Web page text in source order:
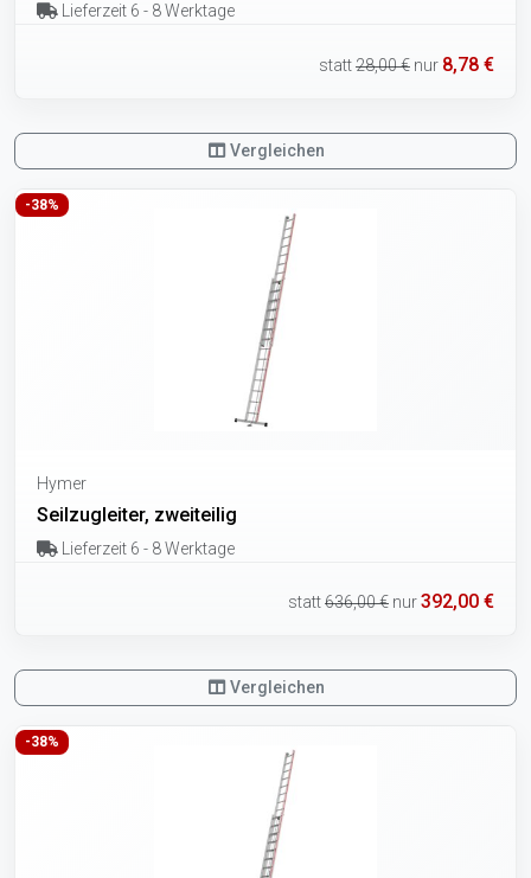
Lieferzeit 6 - 8 Werktage
statt28,00 € nur 8,78 €
Vergleichen
-38%
Hymer
Seilzugleiter, zweiteilig
Lieferzeit 6 - 8 Werktage
statt636,00 € nur392,00 €
Vergleichen
-38%